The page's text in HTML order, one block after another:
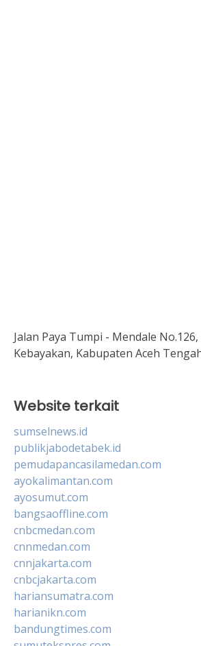
Jalan Paya Tumpi - Mendale No.126,
Kebayakan, Kabupaten Aceh
Website terkait
sumselnews.id
publikjabodetabek.id
pemudapancasilamedan.com
ayokalimantan.com
ayosumut.com
bangsaoffline.com
cnbcmedan.com
cnnmedan.com
cnnjakarta.com
cnbcjakarta.com
hariansumatra.com
harianikn.com
bandungtimes.com